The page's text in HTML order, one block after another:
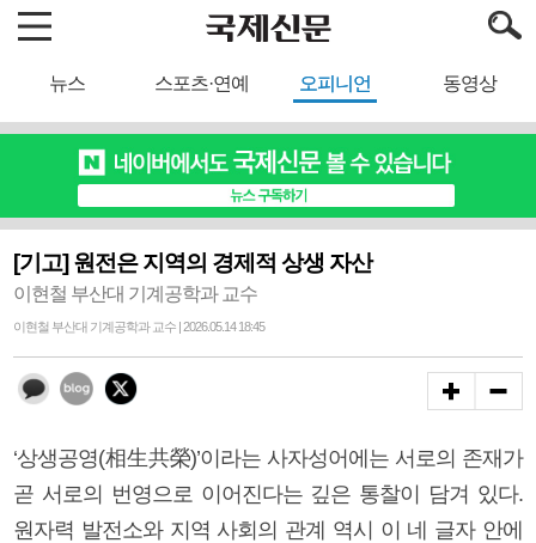
뉴스 스포츠·연예 오피니언 동영상
[기고] 원전은 지역의 경제적 상생 자산
이현철 부산대 기계공학과 교수
이현철 부산대 기계공학과 교수 | 2026.05.14 18:45
‘상생공영(相生共榮)’이라는 사자성어에는 서로의 존재가
곧 서로의 번영으로 이어진다는 깊은 통찰이 담겨 있다.
원자력 발전소와 지역 사회의 관계 역시 이 네 글자 안에